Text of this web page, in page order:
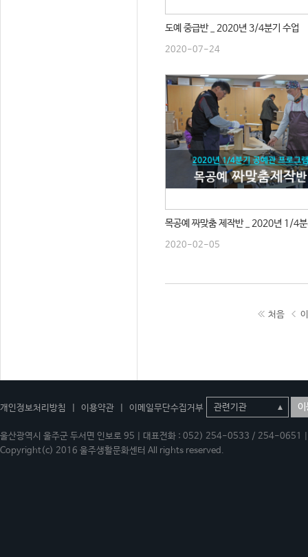
도예 중급반 _ 2020년 3/4분기 수업
2020-07-24
목공예 짜맞춤 제작반 _ 2020년 1/4
2020-02-05
처음
개인정보처리방침 이용약관 이메일무단수집거부 이
울산광역시 울주군 두서면 인보로 95 | 대표전화 : 052) 254-0533 / 254-
Copyright(c) 2016 울주생활문화센터 All rights reserved.